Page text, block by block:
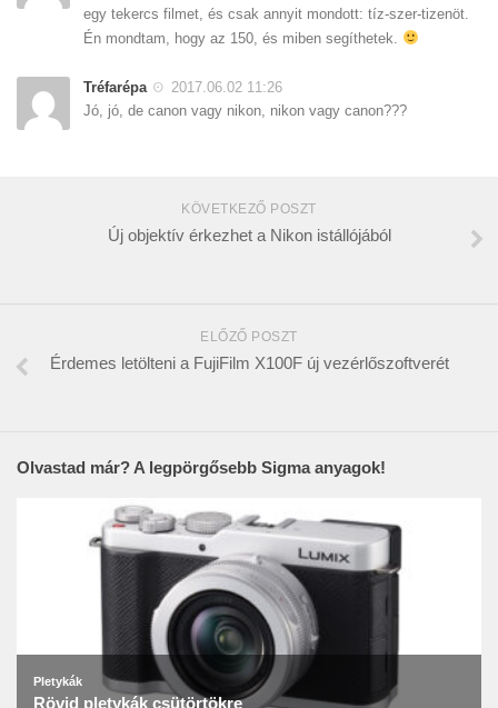
egy tekercs filmet, és csak annyit mondott: tíz-szer-tizenöt.
Én mondtam, hogy az 150, és miben segíthetek.
Tréfarépa
2017.06.02 11:26
Jó, jó, de canon vagy nikon, nikon vagy canon???
KÖVETKEZŐ POSZT
Új objektív érkezhet a Nikon istállójából
ELŐZŐ POSZT
Érdemes letölteni a FujiFilm X100F új vezérlőszoftverét
Olvastad már? A legpörgősebb Sigma anyagok!